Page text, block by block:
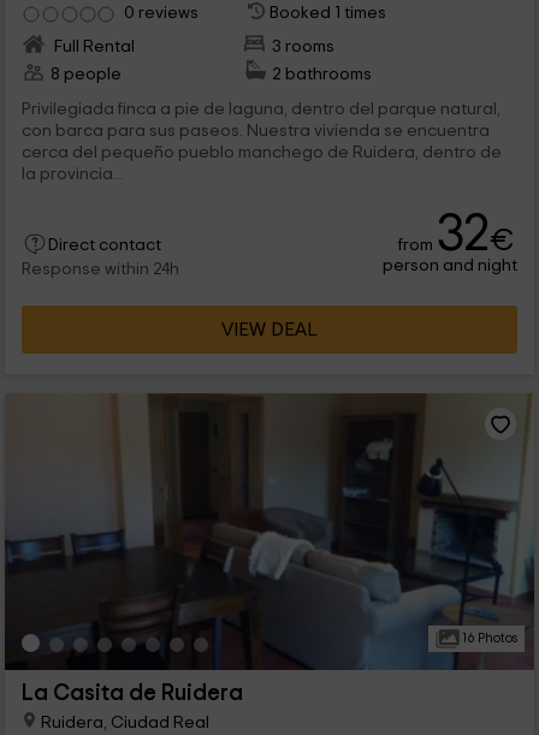
0 reviews
Booked 1 times
Full Rental
3 rooms
8 people
2 bathrooms
Privilegiada finca a pie de laguna, dentro del parque natural,
con barca para sus paseos. Nuestra vivienda se encuentra
cerca del pequeño pueblo manchego de Ruidera, dentro de
la provincia...
Direct contact
Response within 24h
from 32€
person and night
VIEW DEAL
16 Photos
La Casita de Ruidera
Ruidera, Ciudad Real